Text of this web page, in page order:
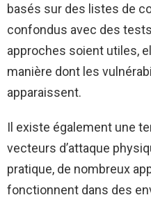
basés sur des listes de
confondus avec des
approches soient utiles,
manière dont les
apparaissent.
Il existe également une
vecteurs d’attaque
pratique, de nombreux
fonctionnent dans des